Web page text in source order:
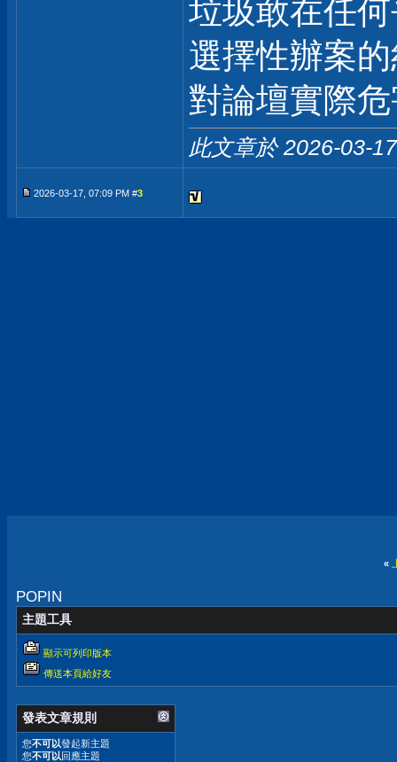
垃圾敢在任
選擇性辦案
對論壇實際
此文章於 2026-03-
2026-03-17, 07:09 PM #3
«
POPIN
主題工具
顯示可列印版本
傳送本頁給好友
發表文章規則
您不可以發起新主題
您不可以回應主題